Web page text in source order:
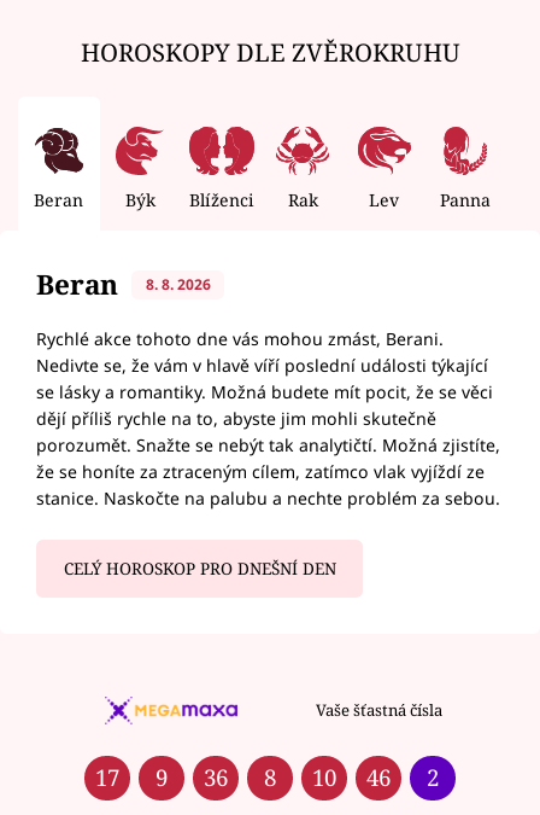
HOROSKOPY DLE ZVĚROKRUHU
Beran Býk Blíženci Rak Lev Panna
Beran 8. 8. 2026
Rychlé akce tohoto dne vás mohou zmást, Berani.
Nedivte se, že vám v hlavě víří poslední události týkající
se lásky a romantiky. Možná budete mít pocit, že se věci
dějí příliš rychle na to, abyste jim mohli skutečně
porozumět. Snažte se nebýt tak analytičtí. Možná zjistíte,
že se honíte za ztraceným cílem, zatímco vlak vyjíždí ze
stanice. Naskočte na palubu a nechte problém za sebou.
CELÝ HOROSKOP PRO DNEŠNÍ DEN
Vaše šťastná čísla
17 9 36 8 10 46 2